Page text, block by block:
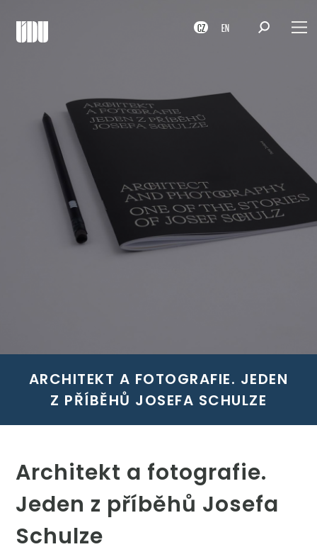
CZ EN
ARCHITEKT A FOTOGRAFIE. JEDEN
Z PŘÍBĚHŮ JOSEFA SCHULZE
Architekt a fotografie.
Jeden z příběhů Josefa
Schulze